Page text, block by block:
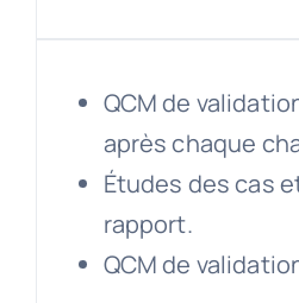
QCM de
après chaque
Études des cas
rapport.
QCM de